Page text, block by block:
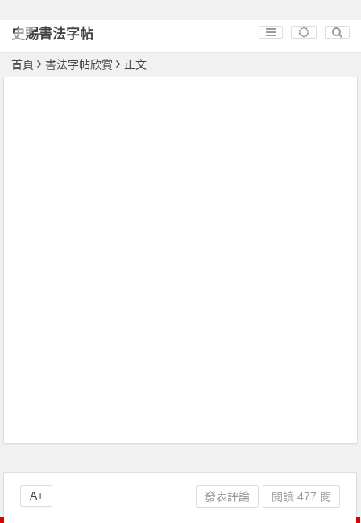
史賜書法字帖
首頁 書法字帖欣賞 正文
發表評論 閱讀 477 閱
A+